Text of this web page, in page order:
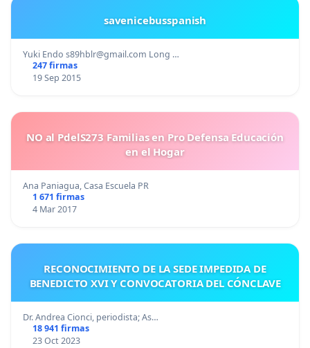
savenicebusspanish
Yuki Endo s89hblr@gmail.com Long …
247 firmas
19 Sep 2015
NO al PdelS273 Familias en Pro Defensa Educación
en el Hogar
Ana Paniagua, Casa Escuela PR
1 671 firmas
4 Mar 2017
RECONOCIMIENTO DE LA SEDE IMPEDIDA DE
BENEDICTO XVI Y CONVOCATORIA DEL CÓNCLAVE
Dr. Andrea Cionci, periodista; As…
18 941 firmas
23 Oct 2023